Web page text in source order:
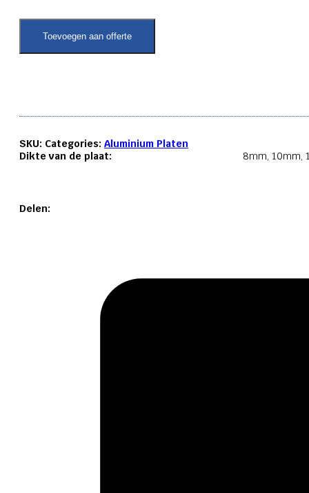
7075
gewalste
Toevoegen aan offerte
SKU: Categories: Aluminium Platen
Dikte van de plaat:
8mm, 10mm,
Delen: